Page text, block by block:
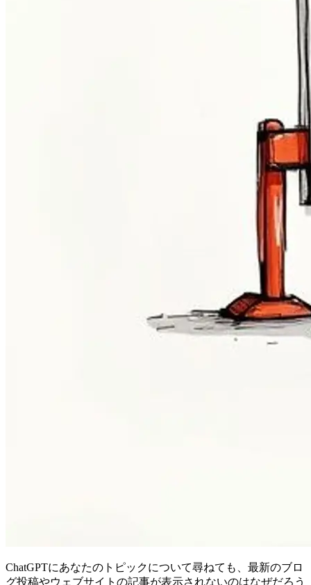
ChatGPTにあなたのトピックについて尋ねても、最新のブロ
グ投稿やウェブサイトの記事が表示されないのはなぜだろう